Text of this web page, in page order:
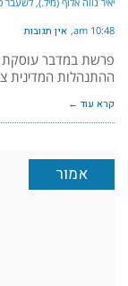
10:48 am אין תגובות
פרשת במדבר עוסקת
ההתנהלות המדינית
קרא עוד ←
אמור